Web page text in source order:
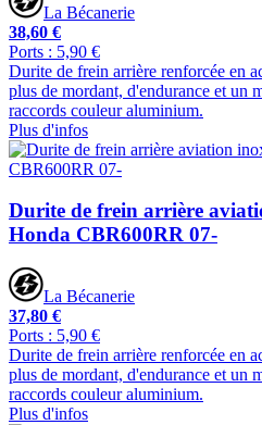
La Bécanerie
38,60 €
Ports : 5,90 €
Durite de frein arrière renforcée en
plus de mordant, d'endurance et un
raccords couleur aluminium.
Plus d'infos
Durite de frein arrière
Honda CBR600RR 07-
La Bécanerie
37,80 €
Ports : 5,90 €
Durite de frein arrière renforcée en
plus de mordant, d'endurance et un
raccords couleur aluminium.
Plus d'infos